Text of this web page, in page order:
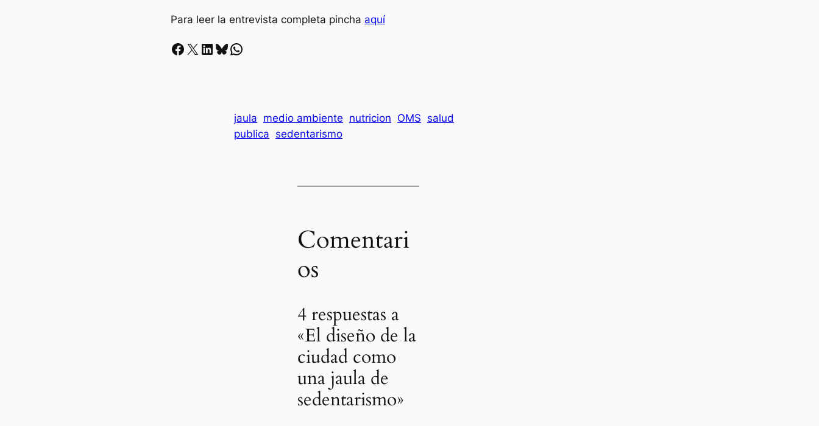
Para leer la entrevista completa pincha aquí
Facebook X LinkedIn Bluesky Whatsapp
jaula medio ambiente nutricion OMS salud
publica sedentarismo
Comentari
os
4 respuestas a
«El diseño de la
ciudad como
una jaula de
sedentarismo»